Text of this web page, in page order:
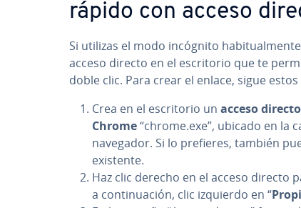
rápido con acceso
Si utilizas el modo incógnito
acceso directo en el es­cri­to­rio que te
doble clic. Para crear el enlace, sigue estos
Crea en el es­cri­to­rio un acceso
Chrome“chrome.exe”, ubicado en la
navegador. Si lo prefieres, también
existente.
Haz clic derecho en el acceso directo
a co­n­ti­nua­ción, clic izquierdo en “